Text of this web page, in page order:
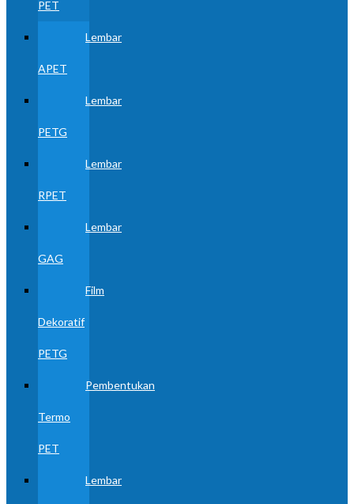
PET
Lembar
APET
Lembar
PETG
Lembar
RPET
Lembar
GAG
Film
Dekoratif
PETG
Pembentukan
Termo
PET
Lembar